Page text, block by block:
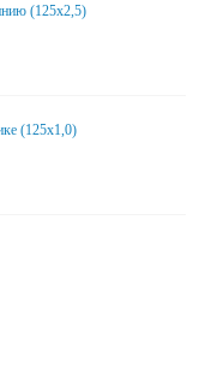
(125x2,5)
(125x1,0)